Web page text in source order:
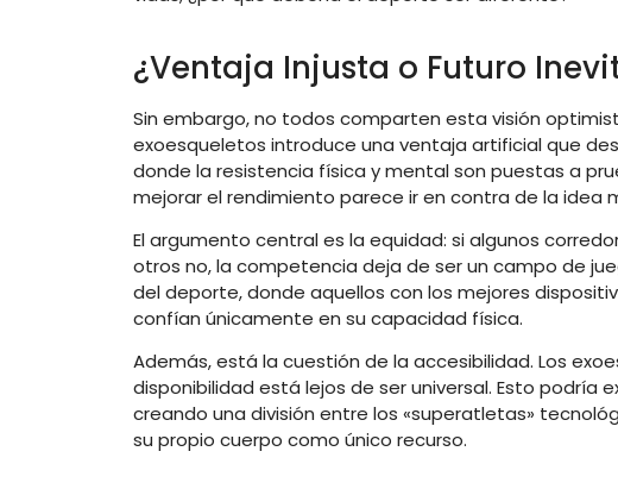
¿Ventaja Injusta o Futuro
Sin embargo, no todos comparten esta visión
exoesqueletos introduce una ventaja artificial que
donde la resistencia física y mental son puestas a
mejorar el rendimiento parece ir en contra de la idea
El argumento central es la equidad: si algunos
otros no, la competencia deja de ser un campo de
del deporte, donde aquellos con los mejores
confían únicamente en su capacidad física.
Además, está la cuestión de la accesibilidad. Los
disponibilidad está lejos de ser universal. Esto podría
creando una división entre los «superatletas»
su propio cuerpo como único recurso.